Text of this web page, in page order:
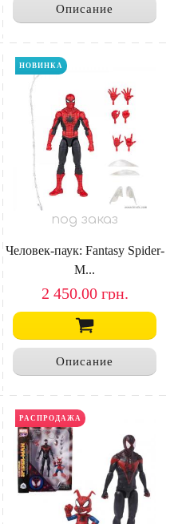
Описание
НОВИНКА
под заказ
Человек-паук: Fantasy Spider-
M...
2 450.00 грн.
Описание
НОВИНКА
РАСПРОДАЖА